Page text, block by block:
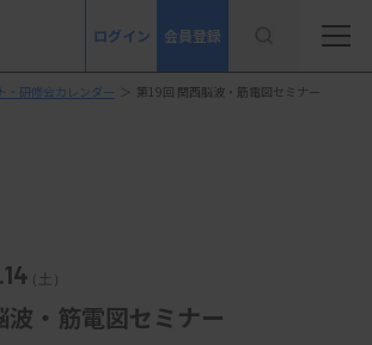
ログイン 会員登録
・研修会カレンダー ＞ 第19回 関西脳波・筋電図セミナー
（土）
・筋電図セミナー